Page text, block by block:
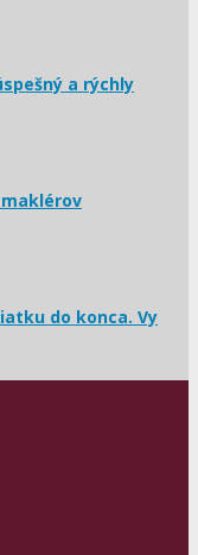
a rýchly
do konca. Vy